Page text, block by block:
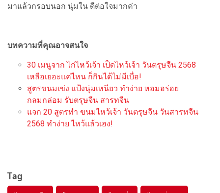
มาแล้วกรอบนอก นุ่มใน ดีต่อใจมากค่า
บทความที่คุณอาจสนใจ
30 เมนูจาก ไก่ไหว้เจ้า เป็ดไหว้เจ้า วันตรุษจีน 2568
เหลือเยอะแค่ไหน ก็กินได้ไม่มีเบื่อ!
สูตรขนมเข่ง แป้งนุ่มเหนียว ทำง่าย หอมอร่อย
กลมกล่อม รับตรุษจีน สารทจีน
แจก 20 สูตรทำ ขนมไหว้เจ้า วันตรุษจีน วันสารทจีน
2568 ทำง่าย ไหว้แล้วเฮง!
Tag